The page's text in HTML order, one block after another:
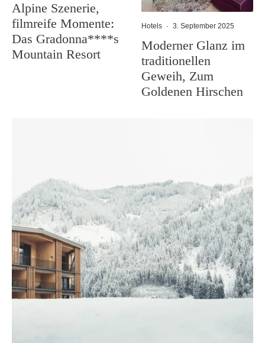
Alpine Szenerie,
filmreife Momente:
Das Gradonna****s
Mountain Resort
Hotels · 3. September 2025
Moderner Glanz im
traditionellen
Geweih, Zum
Goldenen Hirschen